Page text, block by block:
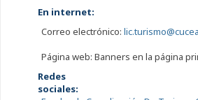
En internet:
Correo electrónico:
Página web: Banners en la página
Redes
sociales: